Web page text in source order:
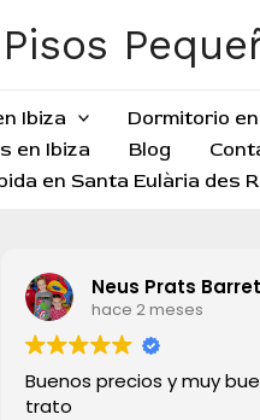
Ibiza Dormitorio
en Ibiza Blog
en Santa Eulària des
Neus Prats
hace 2 meses
Buenos precios y muy
trato